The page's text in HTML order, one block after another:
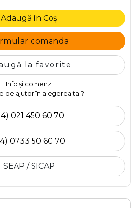
Adaugă în Coș
comanda
la favorite
Info și comenzi
de ajutor în alegerea ta ?
021 450 60 70
0733 50 60 70
SEAP / SICAP